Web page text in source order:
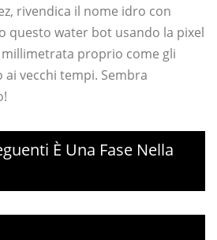
rivendica il nome idro con
questo water bot usando la pixel
proprio come gli
vecchi tempi. Sembra
È Una Fase Nella